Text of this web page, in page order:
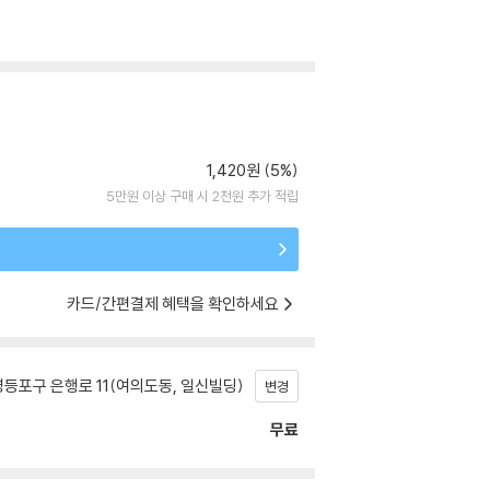
1,420원 (5%)
5만원 이상 구매 시 2천원 추가 적립
카드/간편결제 혜택을 확인하세요
포구 은행로 11(여의도동, 일신빌딩) 변경
무료